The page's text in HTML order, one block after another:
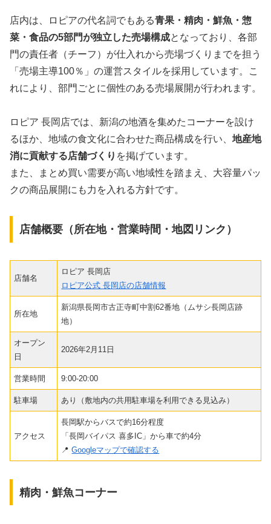
店内は、ロピアの代名詞でもある青果・精肉・鮮魚・惣
菜・食品の5部門が独立した売場構成となっており、各部
門の責任者（チーフ）が仕入れから売場づくりまでを担う
「売場主導100％」の運営スタイルを採用しています。こ
れにより、部門ごとに個性のある売場展開が行われます。
ロピア 長岡店では、新潟の地酒を集めたコーナーを設け
るほか、地域の食文化に合わせた商品構成を行い、 地産地
消に貢献する店舗づくり を掲げています。
また、まとめ買い需要が高い地域性を踏まえ、大容量パッ
クの商品展開にも力を入れる方針です。
店舗概要（所在地・営業時間・地図リンク）
店舗名
ロピア 長岡店
ロピア公式 長岡店の店舗情報
所在地
新潟県長岡市古正寺町中割62番地（ムサシ長岡店跡
地）
オープン
日
2026年2月11日
営業時間 9:00-20:00
駐車場 あり（敷地内の共用駐車場を利用できる見込み）
アクセス
長岡駅からバスで約16分程度
「長岡バイパス 喜多IC」から車で約4分
📍Googleマップで確認する
精肉・鮮魚コーナー